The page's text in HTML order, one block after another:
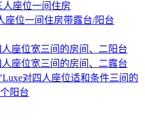
人座位一间住房
座位一间住房带露台/阳台
人座位宽三间的房间、二阳台
人座位宽三间的房间、二露台
对四人座位适和条件三间的
阳台